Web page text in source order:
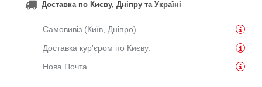
Доставка по Києву, Дніпру та Україні
Самовивіз (Київ, Дніпро)
Доставка кур'єром по Києву.
Нова Почта